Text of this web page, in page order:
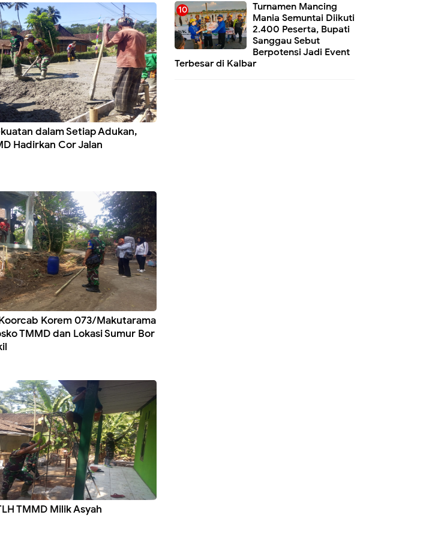
dalam Setiap Adukan,
Hadirkan Cor Jalan
Korem 073/Makutarama
TMMD dan Lokasi Sumur Bor
TMMD Milik Asyah
Turnamen Mancing
Mania Semuntai Diikuti
2.400 Peserta, Bupati
Sanggau Sebut
Berpotensi Jadi Event
Terbesar di Kalbar